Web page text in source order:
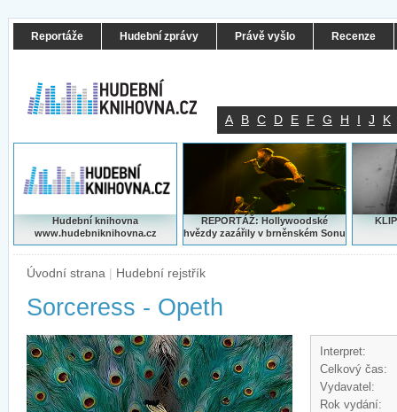
Reportáže Hudební zprávy Právě vyšlo Recenze
A B C D E F G H I J K
Hudební knihovna
www.hudebniknihovna.cz
REPORTÁŽ: Hollywoodské
hvězdy zazářily v brněnském Sonu
Úvodní strana | Hudební rejstřík
Sorceress - Opeth
Interpret:
Celkový čas:
Vydavatel:
Rok vydání: